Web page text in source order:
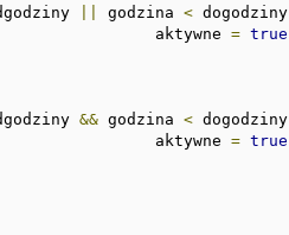
godzina < dogodziny
												aktywne
= true
&& godzina < dogodziny
												aktywne
= true